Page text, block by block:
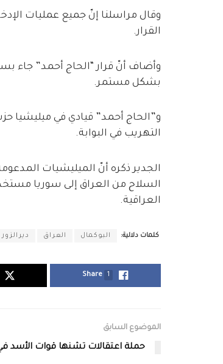
وقال مراسلنا إنّ جميع عمليات
القرار.
وأضاف أنّ قرار “الحاج أحمد” جاء
بشكل مستمر.
و”الحاج أحمد” قيادي في ميليشيا
التهريب في البوابة.
الجدير ذكره أنّ الميليشيات
السلاح من العراق إلى سوريا
العراقية.
كلمات دلالية: البوكمال العراق ديرالزور
Share 1
الموضوع السابق
حملة اعتقالات تشنها قوات الأسد